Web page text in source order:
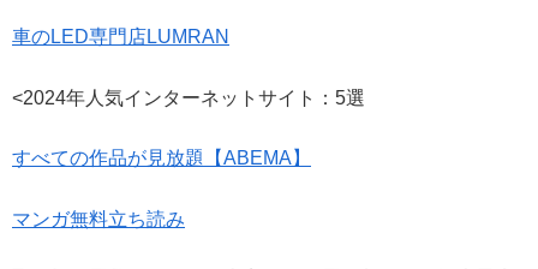
車のLED専門店LUMRAN
<2024年人気インターネットサイト：5選
すべての作品が見放題【ABEMA】
マンガ無料立ち読み